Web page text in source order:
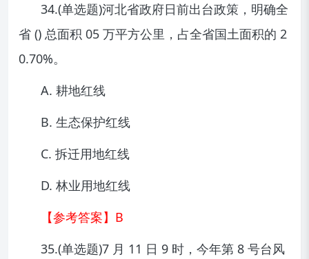
34.(单选题)河北省政府日前出台政策，明确全
省 () 总面积 05 万平方公里，占全省国土面积的 2
0.70%。
A. 耕地红线
B. 生态保护红线
C. 拆迁用地红线
D. 林业用地红线
【参考答案】B
35.(单选题)7 月 11 日 9 时，今年第 8 号台风